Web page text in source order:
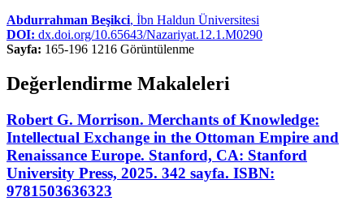
Abdurrahman Beşikci, İbn Haldun Üniversitesi
DOI: dx.doi.org/10.65643/Nazariyat.12.1.M0290
Sayfa: 165-196 1216 Görüntülenme
Değerlendirme Makaleleri
Robert G. Morrison. Merchants of Knowledge:
Intellectual Exchange in the Ottoman Empire and
Renaissance Europe. Stanford, CA: Stanford
University Press, 2025. 342 sayfa. ISBN:
9781503636323